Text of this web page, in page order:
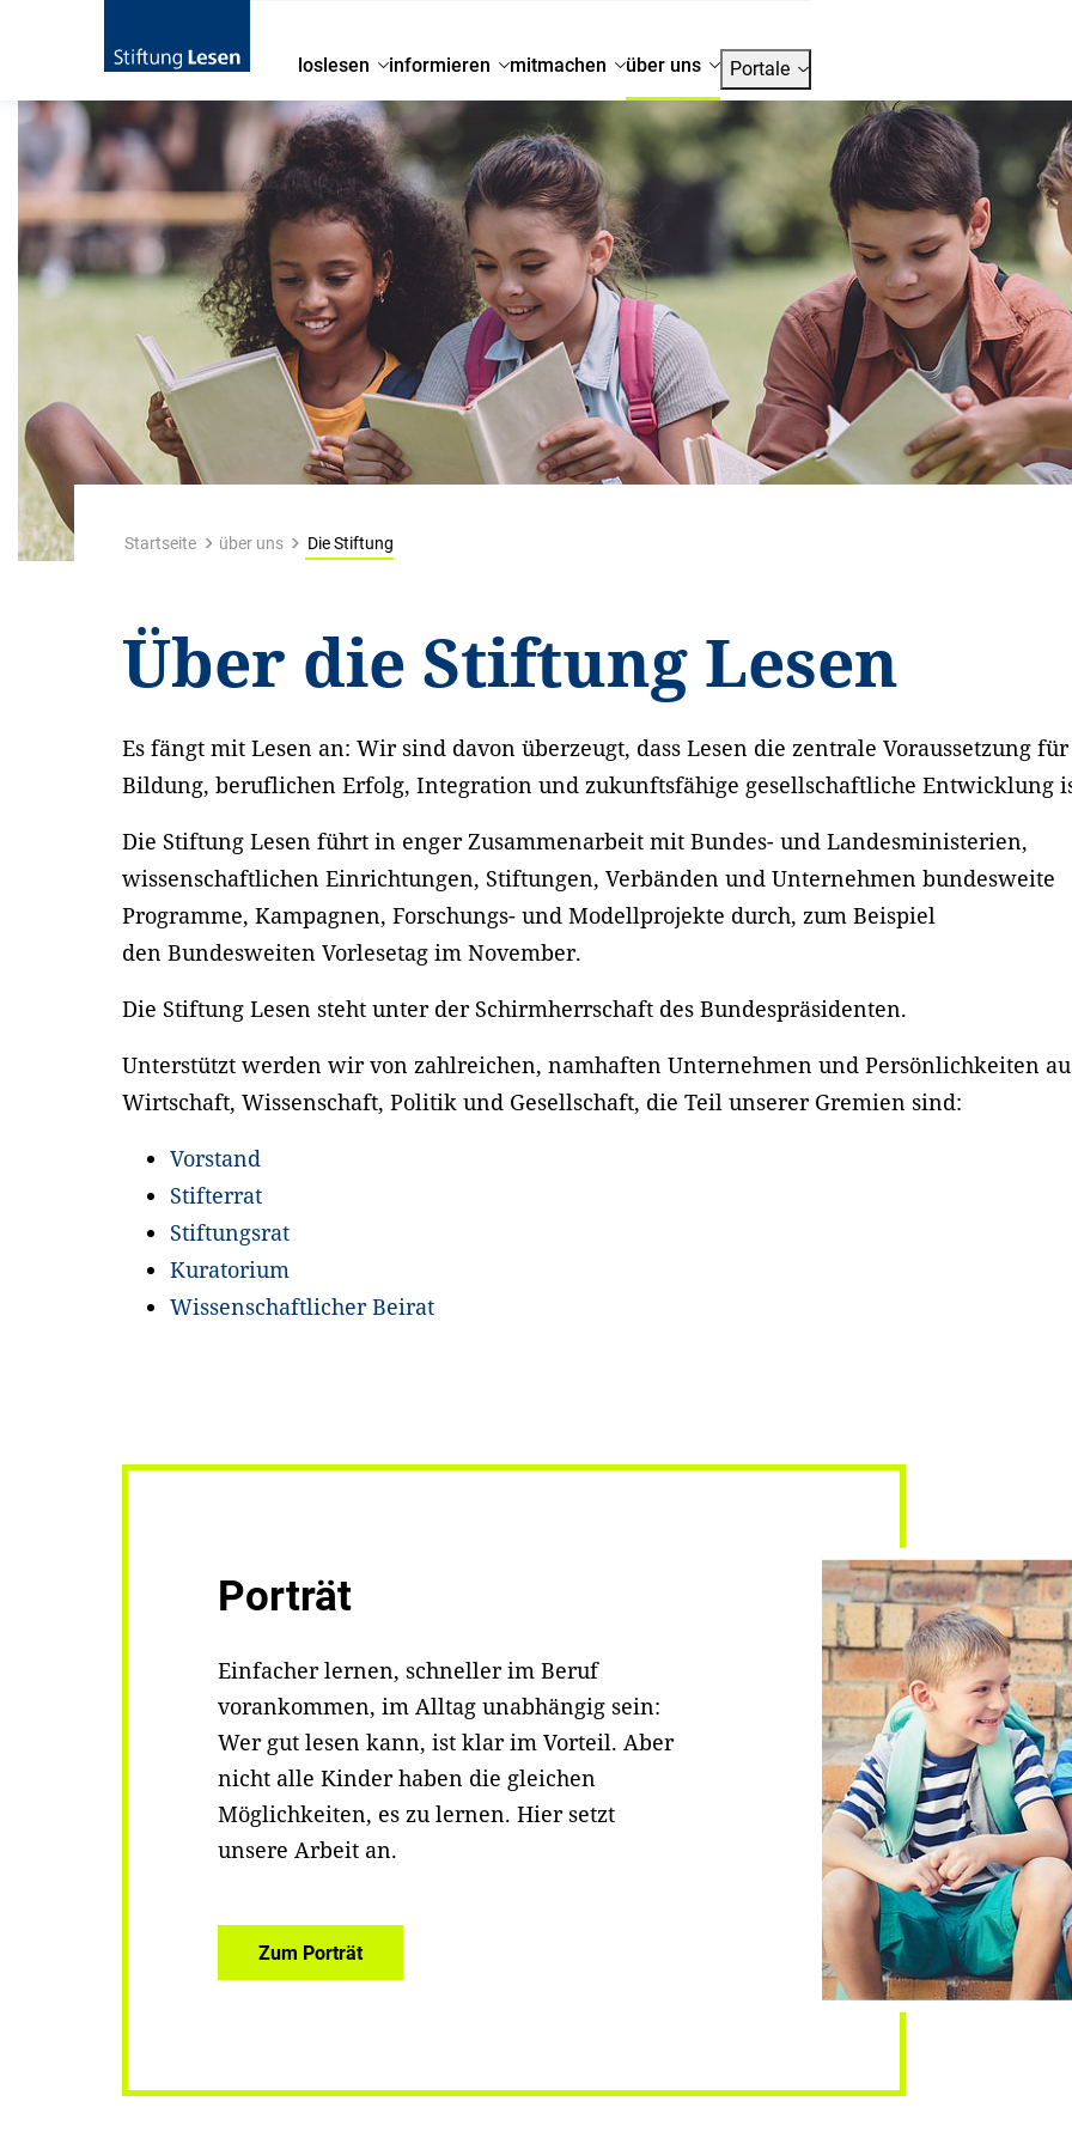
loslesen informieren mitmachen über uns Portale
Startseite über uns Die Stiftung
Über die Stiftung Lesen
Es fängt mit Lesen an: Wir sind davon überzeugt, dass Lesen die zentrale Voraussetzung für
Bildung, beruflichen Erfolg, Integration und zukunftsfähige gesellschaftliche Entwicklung
Die Stiftung Lesen führt in enger Zusammenarbeit mit Bundes- und Landesministerien,
wissenschaftlichen Einrichtungen, Stiftungen, Verbänden und Unternehmen bundesweite
Programme, Kampagnen, Forschungs- und Modellprojekte durch, zum Beispiel
den Bundesweiten Vorlesetag im November.
Die Stiftung Lesen steht unter der Schirmherrschaft des Bundespräsidenten.
Unterstützt werden wir von zahlreichen, namhaften Unternehmen und Persönlichkeiten
Wirtschaft, Wissenschaft, Politik und Gesellschaft, die Teil unserer Gremien sind:
Vorstand
Stifterrat
Stiftungsrat
Kuratorium
Wissenschaftlicher Beirat
Porträt
Einfacher lernen, schneller im Beruf
vorankommen, im Alltag unabhängig sein:
Wer gut lesen kann, ist klar im Vorteil. Aber
nicht alle Kinder haben die gleichen
Möglichkeiten, es zu lernen. Hier setzt
unsere Arbeit an.
Zum Porträt